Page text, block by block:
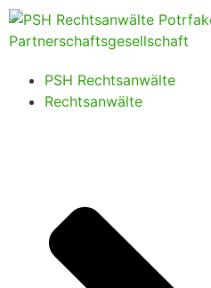
PSH Rechtsanwälte
Rechtsanwälte